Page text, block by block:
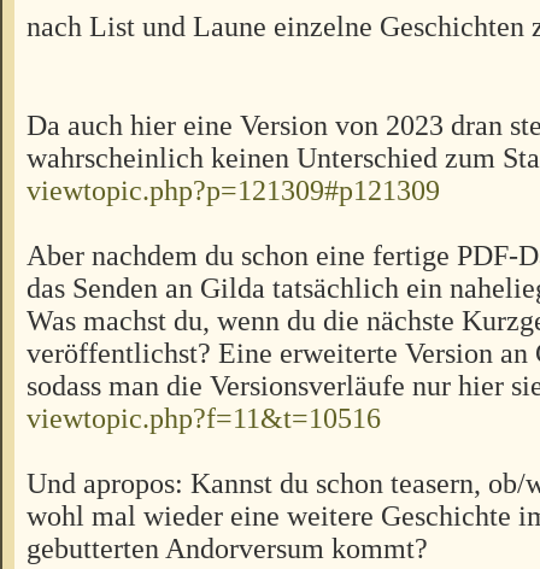
nach List und Laune einzelne Geschichten
Da auch hier eine Version von 2023 dran
wahrscheinlich keinen Unterschied zum
viewtopic.php?p=121309#p121309
Aber nachdem du schon eine fertige PDF-
das Senden an Gilda tatsächlich ein
Was machst du, wenn du die nächste
veröffentlichst? Eine erweiterte Version an
sodass man die Versionsverläufe nur hier
viewtopic.php?f=11&t=10516
Und apropos: Kannst du schon teasern, ob/
wohl mal wieder eine weitere Geschichte
gebutterten Andorversum kommt?